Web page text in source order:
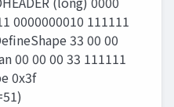
0000000010 111111
33 00 00
00 00 00 33 111111
0x3f